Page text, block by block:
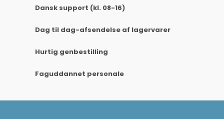
Dansk support (kl. 08-16)
Dag til dag-afsendelse af lagervarer
Hurtig genbestilling
Faguddannet personale